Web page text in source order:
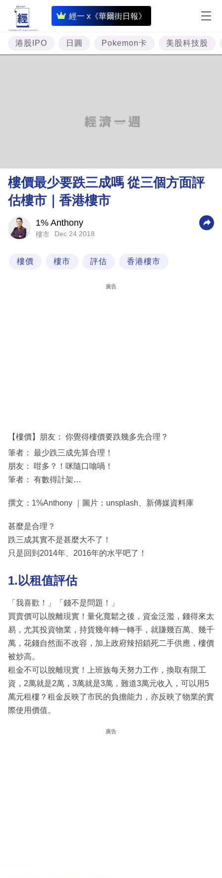
經一 x《華爾街日報》
即
時
財
經
理
財
商
科
區
港股IPO 日圓 Pokemon卡 美股科技股
樓價最少要跌三成嗎 從三個方面評
估樓市｜香港樓市
1% Anthony
樓市 Dec 24 2018
樓價 樓市 評估 香港樓市
廣告
【樓價】朋友： 你覺得樓價要跌幾多先合理？
筆者： 最少跌三成先算合理！
朋友： 咁多？！咪隨口噏喎！
筆者： 有數得計架…
撰文：1%Anthony ｜圖片：unsplash、新傳媒資料庫
甚麼是合理？
跌三成其實不是甚麼大不了！
只是回到2014年、2016年的水平吧了！
1.以租值評估
「我喜歡！」「錢不是問題！」
買賣價可以脫離現實！量化寬鬆之後，資金泛濫，錢得來太
易，尤其投資物業，持貨幾年轉一轉手，就賺幾百萬、幾千
萬，花錢自然面不改容，加上政府辣招鎖死二手供應，樓價
被炒高。
租金不可以脫離現實！上班族每天努力工作，換取有限工
資，2萬就是2萬，3萬就是3萬，難道3萬元收入，可以用5
萬元租樓？租金反映了市民的負擔能力，亦反映了物業的實
際使用價值。
廣告